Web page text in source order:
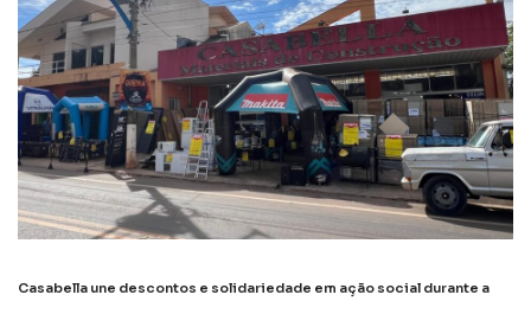
Casabella une descontos e solidariedade em ação social durante a